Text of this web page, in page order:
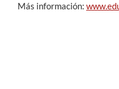
Más información: